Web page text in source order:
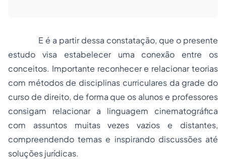
E é a partir dessa constatação, que o presente
estudo visa estabelecer uma conexão entre os
conceitos. Importante reconhecer e relacionar teorias
com métodos de disciplinas curriculares da grade do
curso de direito, de forma que os alunos e professores
consigam relacionar a linguagem cinematográfica
com assuntos muitas vezes vazios e distantes,
compreendendo temas e inspirando discussões até
soluções jurídicas.